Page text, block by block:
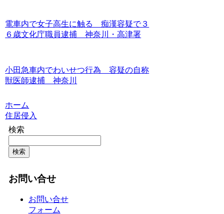
電車内で女子高生に触る 痴漢容疑で３
６歳文化庁職員逮捕 神奈川・高津署
小田急車内でわいせつ行為 容疑の自称
獣医師逮捕 神奈川
ホーム
住居侵入
検索
検索
お問い合せ
お問い合せ
フォーム